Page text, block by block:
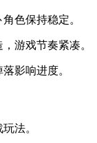
色保持稳定。
游戏节奏紧凑。
影响进度。
法。